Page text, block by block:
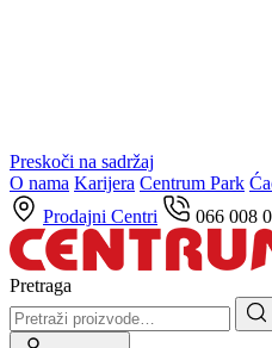
Preskoči na sadržaj
O nama Karijera Centrum Park
Prodajni Centri
066 008
Pretraga